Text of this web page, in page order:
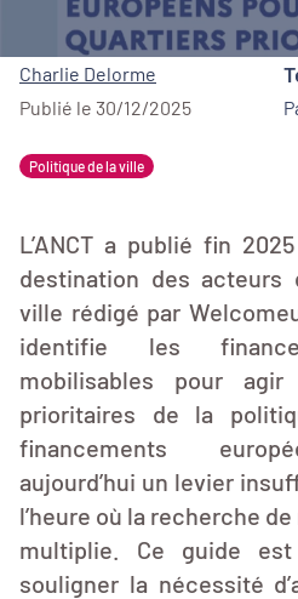
Charlie Delorme
Publié le 30/12/2025
Politique de la ville
L’ANCT a publié fin
destination des
ville rédigé par
identifie les
mobilisables pour
prioritaires de la
financements
aujourd’hui un levier
l’heure où la recherche
multiplie. Ce guide est
souligner la nécessité